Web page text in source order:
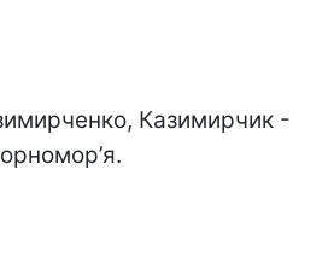
Казимирчик -